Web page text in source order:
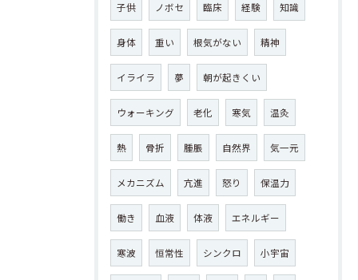
子供 ノボセ 臨床 経験 知識
身体 重い 根気がない 精神
イライラ 夢 朝が起きくい
ウォーキング 老化 寒気 温灸
熱 骨折 腫脹 自然界 気一元
メカニズム 亢進 怒り 保温力
働き 血液 体液 エネルギー
寒波 恒常性 シンクロ 小宇宙